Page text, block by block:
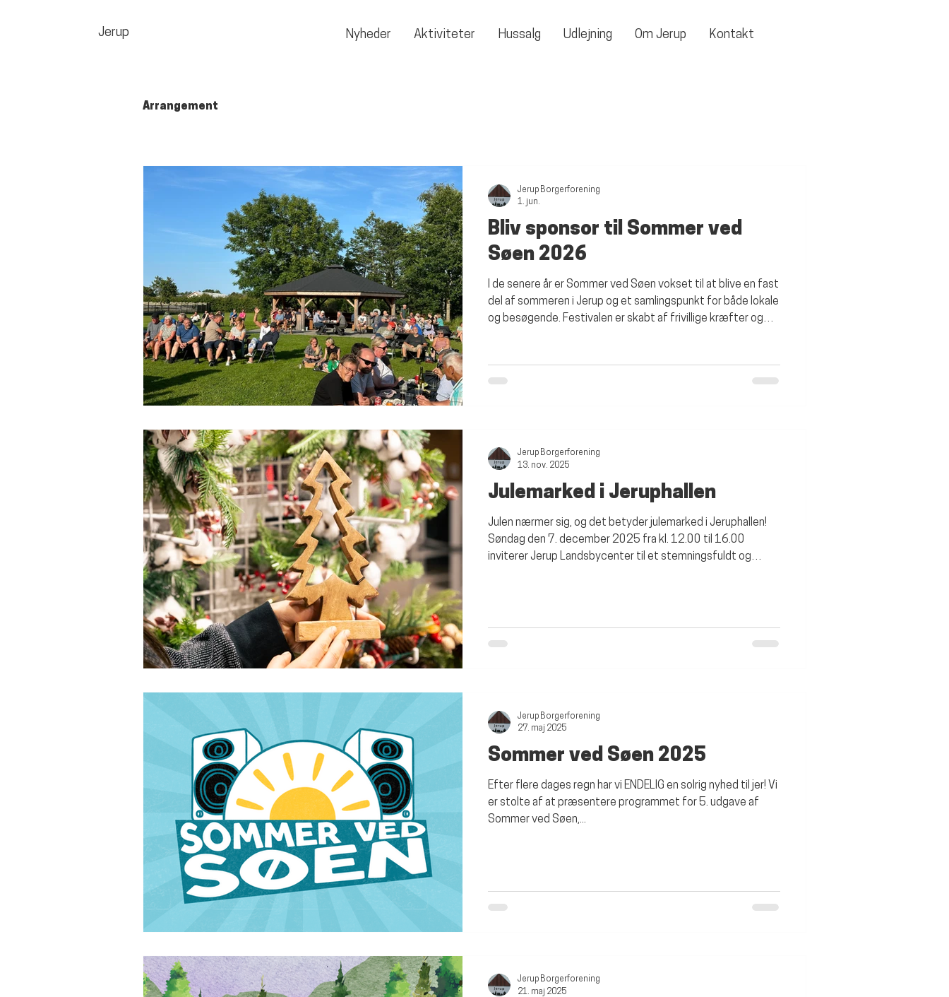
Jerup Nyheder Aktiviteter Hussalg Udlejning Om Jerup Kontakt
Arrangement
Bliv sponsor til Sommer ved
Søen 2026
I de senere år er Sommer ved Søen vokset til at blive en fast
del af sommeren i Jerup og et samlingspunkt for både lokale
og besøgende. Festivalen er skabt af frivillige kræfter og
arrangementet, så vi fortsat kan skabe gode oplevelser og
Jerup Borgerforening
1. jun.
Julemarked i Jeruphallen
Julen nærmer sig, og det betyder julemarked i Jeruphallen!
Søndag den 7. december 2025 fra kl. 12.00 til 16.00
inviterer Jerup Landsbycenter til et stemningsfuldt og
og besøg af julemanden med godteposer til alle børn under
Jerup Borgerforening
13. nov. 2025
Sommer ved Søen 2025
Efter flere dages regn har vi ENDELIG en solrig nyhed til jer! Vi
er stolte af at præsentere programmet for 5. udgave af
Sommer ved Søen,...
Jerup Borgerforening
27. maj 2025
Jerup Borgerforening
21. maj 2025